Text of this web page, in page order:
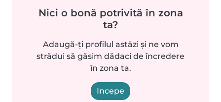
Nici o bonă potrivită în zona
ta?
Adaugă-ți profilul astăzi și ne vom
strădui să găsim dădaci de încredere
în zona ta.
Incepe